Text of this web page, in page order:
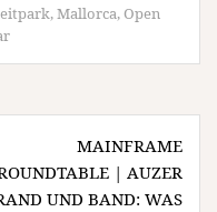
,Mallorca,Open
MAINFRAME
| AUZER
UND BAND: WAS